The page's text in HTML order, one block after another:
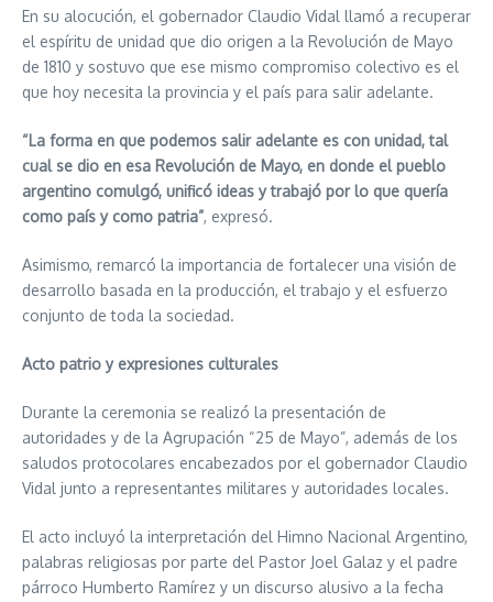
En su alocución, el gobernador Claudio Vidal llamó a recuperar
el espíritu de unidad que dio origen a la Revolución de Mayo
de 1810 y sostuvo que ese mismo compromiso colectivo es el
que hoy necesita la provincia y el país para salir adelante.
“La forma en que podemos salir adelante es con unidad, tal
cual se dio en esa Revolución de Mayo, en donde el pueblo
argentino comulgó, unificó ideas y trabajó por lo que quería
como país y como patria”, expresó.
Asimismo, remarcó la importancia de fortalecer una visión de
desarrollo basada en la producción, el trabajo y el esfuerzo
conjunto de toda la sociedad.
Acto patrio y expresiones culturales
Durante la ceremonia se realizó la presentación de
autoridades y de la Agrupación “25 de Mayo”, además de los
saludos protocolares encabezados por el gobernador Claudio
Vidal junto a representantes militares y autoridades locales.
El acto incluyó la interpretación del Himno Nacional Argentino,
palabras religiosas por parte del Pastor Joel Galaz y el padre
párroco Humberto Ramírez y un discurso alusivo a la fecha